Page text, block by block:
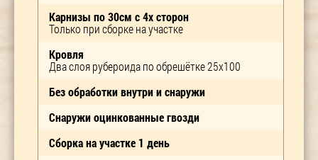
Карнизы по 30см с 4х сторон
Только при сборке на участке
Кровля
Два слоя рубероида по обрешётке 25х100
Без обработки внутри и снаружи
Снаружи оцинкованные гвозди
Сборка на участке 1 день